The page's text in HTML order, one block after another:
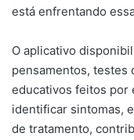
está enfrentando
O aplicativo
pensamentos, testes
educativos feitos por
identificar sintomas,
de tratamento,